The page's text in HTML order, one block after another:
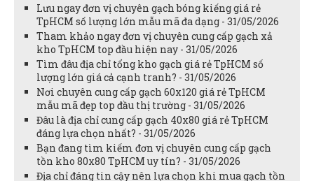
Lưu ngay đơn vị chuyên gạch bóng kiếng giá rẻ
TpHCM số lượng lớn mẫu mã đa dạng - 31/05/2026
Tham khảo ngay đơn vị chuyên cung cấp gạch xả
kho TpHCM top đầu hiện nay - 31/05/2026
Tìm đâu địa chỉ tổng kho gạch giá rẻ TpHCM số
lượng lớn giá cả cạnh tranh? - 31/05/2026
Nơi chuyên cung cấp gạch 60x120 giá rẻ TpHCM
mẫu mã đẹp top đầu thị trường - 31/05/2026
Đâu là địa chỉ cung cấp gạch 40x80 giá rẻ TpHCM
đáng lựa chọn nhất? - 31/05/2026
Bạn đang tìm kiếm đơn vị chuyên cung cấp gạch
tồn kho 80x80 TpHCM uy tín? - 31/05/2026
Địa chỉ đáng tin cậy nên lựa chọn khi mua gạch tồn